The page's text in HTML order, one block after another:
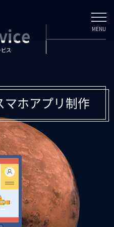
MENU
ス
マホアプリ制作